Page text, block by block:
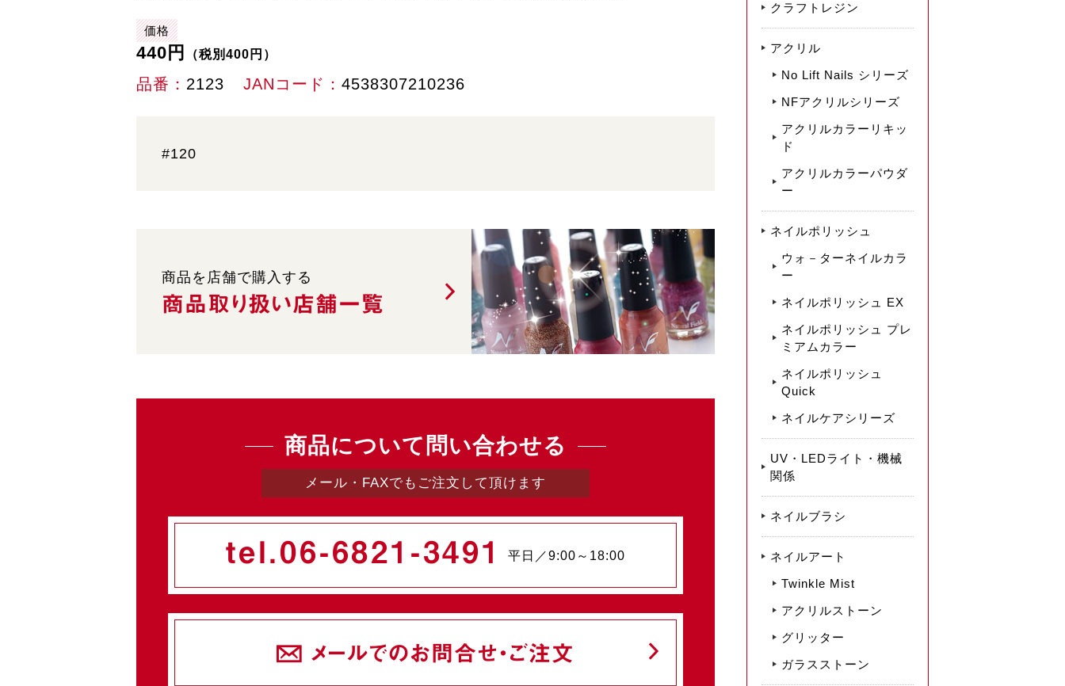
価格
440円 （税別400円）
品番 2123 JANコード 4538307210236
#120
商品を店舗で購入する
商品取り扱い店舗一覧
商品について問い合わせる
メール・FAXでもご注文して頂けます
tel.06-6821-3491 平日／9:00～18:00
メールでのお問合せ・ご注文
クラフトレジン
アクリル
No Lift Nails シリーズ
NFアクリルシリーズ
アクリルカラーリキッ
ド
アクリルカラーパウダ
ー
ネイルポリッシュ
ウォ－ターネイルカラ
ー
ネイルポリッシュ EX
ネイルポリッシュ プレ
ミアムカラー
ネイルポリッシュ
Quick
ネイルケアシリーズ
UV・LEDライト・機械
関係
ネイルブラシ
ネイルアート
Twinkle Mist
アクリルストーン
グリッター
ガラスストーン